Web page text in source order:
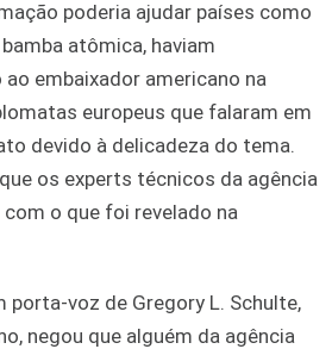
poderia ajudar países como
atômica, haviam
embaixador americano na
europeus que falaram em
devido à delicadeza do tema.
os experts técnicos da agência
o que foi revelado na
porta-voz de Gregory L. Schulte,
negou que alguém da agência